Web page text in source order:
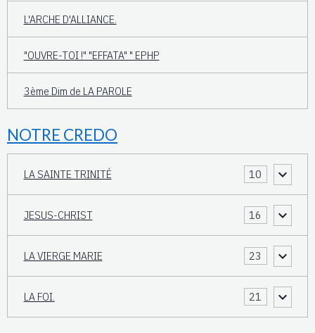
L'ARCHE D'ALLIANCE.
"OUVRE-TOI !" "EFFATA" " EPHP
3ème Dim de LA PAROLE
NOTRE CREDO
LA SAINTE TRINITÉ 10
JESUS-CHRIST 16
LA VIERGE MARIE 23
LA FOI. 21